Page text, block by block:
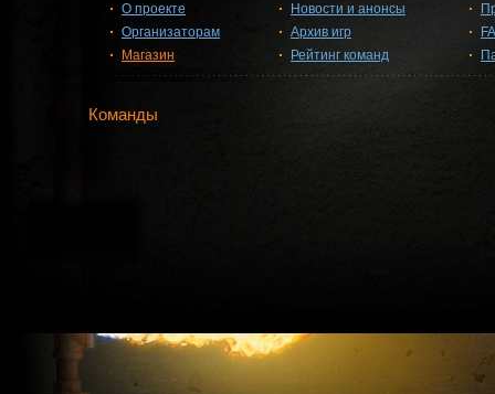
О проекте
Организаторам
Магазин
Новости и анонсы
Архив игр
Рейтинг команд
Команды